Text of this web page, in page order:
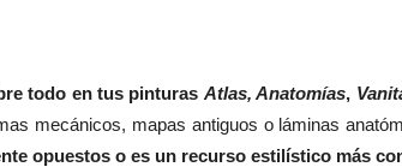
todo en tus pinturas Atlas, Anatomías,
mecánicos, mapas antiguos o láminas
opuestos o es un recurso estilístico más